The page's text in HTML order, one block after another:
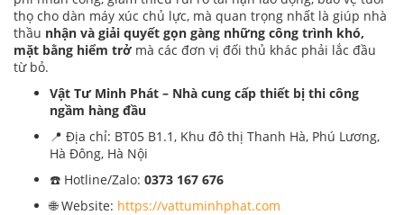
thọ cho dàn máy xúc chủ lực, mà quan trọng nhất là giúp nhà
thầu nhận và giải quyết gọn gàng những công trình khó,
mặt bằng hiểm trở mà các đơn vị đối thủ khác phải lắc đầu
từ bỏ.
Vật Tư Minh Phát – Nhà cung cấp thiết bị thi công
ngầm hàng đầu
📍 Địa chỉ: BT05 B1.1, Khu đô thị Thanh Hà, Phú Lương,
Hà Đông, Hà Nội
☎️ Hotline/Zalo: 0373 167 676
🌐 Website: https://vattuminhphat.com